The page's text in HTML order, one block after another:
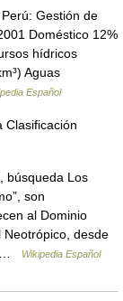
Gestión de
Doméstico 12%
hídricos
Aguas
Español
búsqueda Los
son
al Dominio
Neotrópico, desde
…
Wikipedia Español